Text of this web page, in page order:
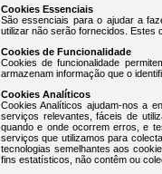
Cookies Essenciais
São essenciais para o ajudar a
utilizar não serão fornecidos. Estes
Cookies de Funcionalidade
Cookies de funcionalidade
armazenam informação que o
Cookies Analíticos
Cookies Analíticos ajudam-nos a
serviços relevantes, fáceis de
quando e onde ocorrem erros, e
serviços que utilizamos para
tecnologias semelhantes aos
fins estatísticos, não contêm ou